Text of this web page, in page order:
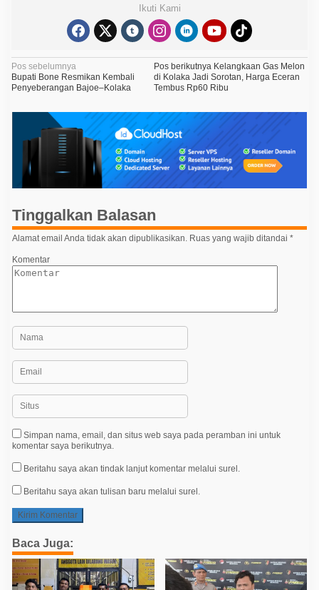
Ikuti Kami
N
a
v
p
o
s
Pos sebelumnya
Bupati Bone Resmikan Kembali
Penyeberangan Bajoe–Kolaka
Pos berikutnyaKelangkaan Gas Melon
di Kolaka Jadi Sorotan, Harga Eceran
Tembus Rp60 Ribu
Tinggalkan Balasan
Alamat email Anda tidak akan dipublikasikan. Ruas yang wajib ditandai *
Komentar
Simpan nama, email, dan situs web saya pada peramban ini untuk
komentar saya berikutnya.
Beritahu saya akan tindak lanjut komentar melalui surel.
Beritahu saya akan tulisan baru melalui surel.
Baca Juga: